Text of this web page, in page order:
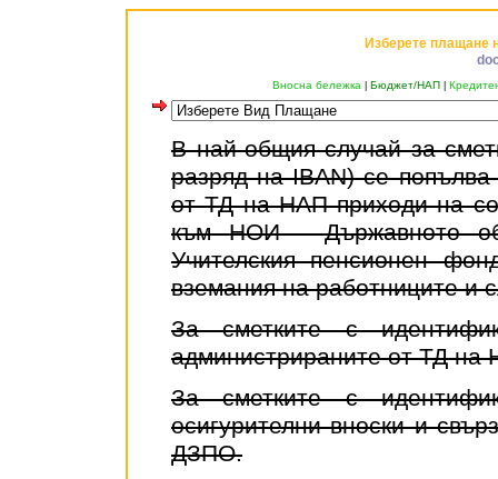
Изберете плащане
Вносна бележка Бюджет/НАП
В най-общия случай за
разряд на IBAN) се
от ТД на НАП приходи на
към НОИ - Държавното
Учителския пенсионен
вземания на работниците и
За сметките с
администрираните от ТД
За сметките с
осигурителни вноски и
ДЗПО.